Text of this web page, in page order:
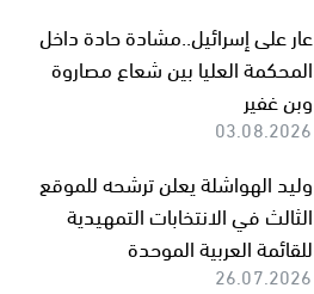
عار على إسرائيل..مشادة حادة داخل
المحكمة العليا بين شعاع مصاروة
وبن غفير
03.08.2026
وليد الهواشلة يعلن ترشحه للموقع
الثالث في الانتخابات التمهيدية
للقائمة العربية الموحدة
26.07.2026